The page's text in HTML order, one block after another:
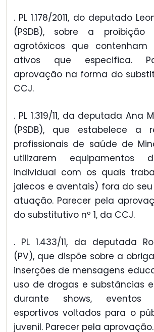
. PL 1.178/2011, do deputado
(PSDB), sobre a
agrotóxicos que contenham
ativos que especifica.
aprovação na forma do
CCJ.
. PL 1.319/11, da deputada Ana
(PSDB), que estabelece a
profissionais de saúde de
utilizarem equipamentos
individual com os quais
jalecos e aventais) fora do
atuação. Parecer pela
do substitutivo nº 1, da CCJ.
. PL 1.433/11, da deputada
(PV), que dispõe sobre a
inserções de mensagens
uso de drogas e substâncias
durante shows, eventos
esportivos voltados para o
juvenil. Parecer pela aprovação.